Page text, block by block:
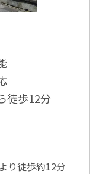
徒歩12分
り徒歩約12分